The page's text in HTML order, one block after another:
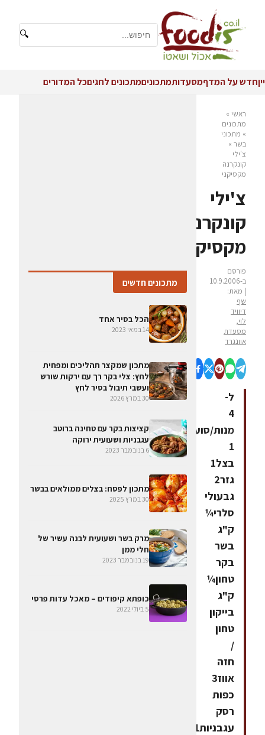
🔍
ייןחדש על המדףמסעדותמתכוניםמתכונים לחגיםכל המדורים
ראשי »
מתכונים
» מתכוני
בשר »
צ'ילי
קונקרנה
מקסיקני
צ'ילי
קונקרנה
מקסיקני
פורסם
ב-10.9.2006
| מאת:
שף
דיוויד
לוי,
מסעדת
אוונגרד
ל-
4
מנות/סועדיםחומרים:
1
בצל1
גזר2
גבעולי
סלרי¼
ק"ג
בשר
בקר
טחון¼
ק"ג
בייקון
טחון
/
חזה
אווז3
כפות
רסק
עגבניות1
מתכונים חדשים
הכל בסיר אחד
14 במאי 2023
מתכון שמקצר תהליכים ומפחית
לחץ: צלי בקר רך עם ירקות שורש
ועשבי תיבול בסיר לחץ
30 במרץ 2026
קציצות בקר עם טחינה ברוטב
עגבניות ושעועית ירוקה
6 בנובמבר 2023
מתכון לפסח: בצלים ממולאים בבשר
30 במרץ 2025
מרק בשר ושעועית לבנה עשיר של
חלי ממן
19 בנובמבר 2023
כופתא קיפודים – מאכל עדות פרסי
5 ביולי 2022